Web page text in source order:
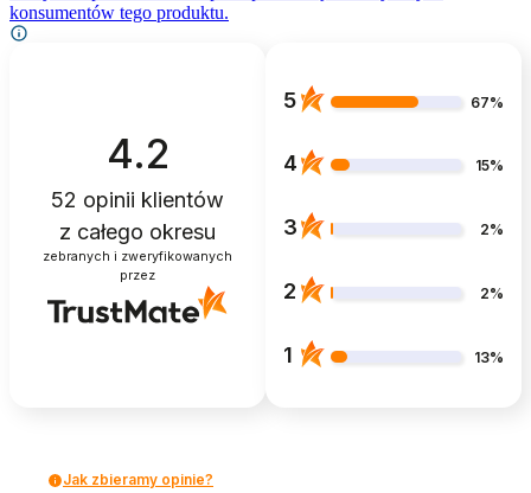
konsumentów tego produktu.
4.2
52 opinii klientów
z całego okresu
zebranych i zweryfikowanych
przez
5 67%
4 15%
3 2%
2 2%
1 13%
Jak zbieramy opinie?